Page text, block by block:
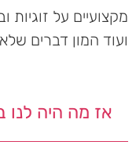
מקצועיים על זוגיות
ועוד המון דברים
אז מה היה